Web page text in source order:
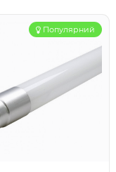
Популярний